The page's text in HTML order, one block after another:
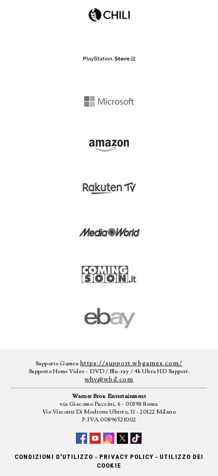
Supporto Games:https://support.wbgames.com/
Supporto Home Video - DVD / Blu-ray / 4k Ultra HD Support:
whv@wbd.com
Warner Bros. Entertainment
via Giacomo Puccini, 6 - 00198 Roma
Via Visconti Di Modrone Uberto, 11 - 20122 Milano
P.IVA 00896521002
CONDIZIONI D'UTILIZZO - PRIVACY POLICY - UTILIZZO DEI
COOKIE